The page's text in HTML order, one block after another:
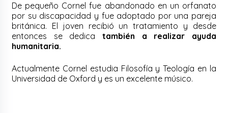
De pequeño Cornel fue abandonado en un orfanato
por su discapacidad y fue adoptado por una pareja
británica. El joven recibió un tratamiento y desde
entonces se dedica también a realizar ayuda
humanitaria.
Actualmente Cornel estudia Filosofía y Teología en la
Universidad de Oxford y es un excelente músico.